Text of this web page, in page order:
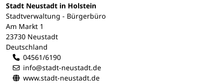
Stadt Neustadt in Holstein
Stadtverwaltung - Bürgerbüro
Am Markt 1
23730 Neustadt
Deutschland
04561/6190
info@stadt-neustadt.de
www.stadt-neustadt.de